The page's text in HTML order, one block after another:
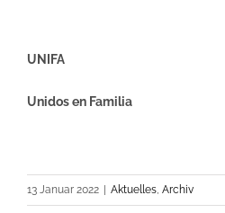
UNIFA
Unidos en Familia
13 Januar 2022 Aktuelles, Archiv